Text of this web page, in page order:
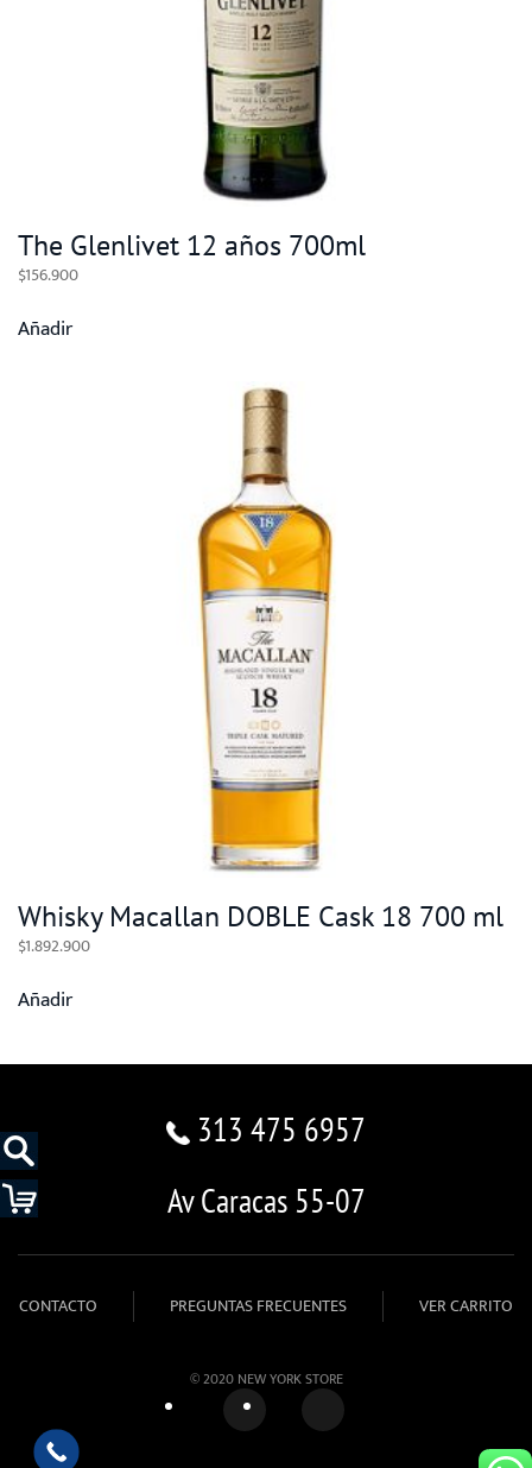
The Glenlivet 12 años 700ml
$156.900
Añadir
Whisky Macallan DOBLE Cask 18 700 ml
$1.892.900
Añadir
313 475 6957
Av Caracas 55-07
CONTACTO PREGUNTAS FRECUENTES VER CARRITO
© 2020 NEW YORK STORE